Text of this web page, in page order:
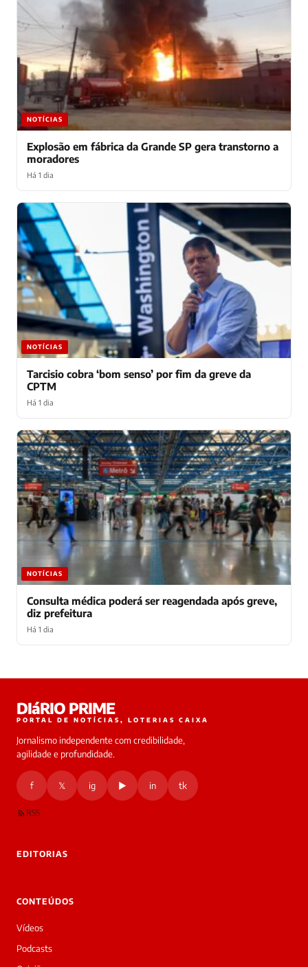
NOTÍCIAS
Explosão em fábrica da Grande SP gera transtorno a
moradores
Há 1 dia
NOTÍCIAS
Tarcisio cobra ‘bom senso’ por fim da greve da
CPTM
Há 1 dia
NOTÍCIAS
Consulta médica poderá ser reagendada após greve,
diz prefeitura
Há 1 dia
online
Boa
Sou
a
DIáRIO PRIME
PORTAL DE NOTÍCIAS, LOTERIAS CAIXA
Jornalismo independente com credibilidade,
agilidade e profundidade.
f 𝕏 ig ▶ in tk
RSS
EDITORIAS
CONTEÚDOS
Vídeos
Podcasts